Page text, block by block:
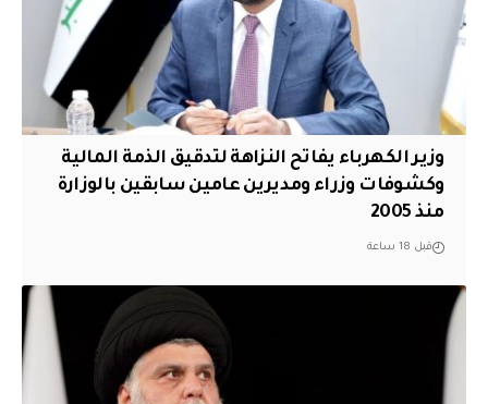
وزير الكهرباء يفاتح النزاهة لتدقيق الذمة المالية
وكشوفات وزراء ومديرين عامين سابقين بالوزارة
منذ 2005
قبل 18 ساعة